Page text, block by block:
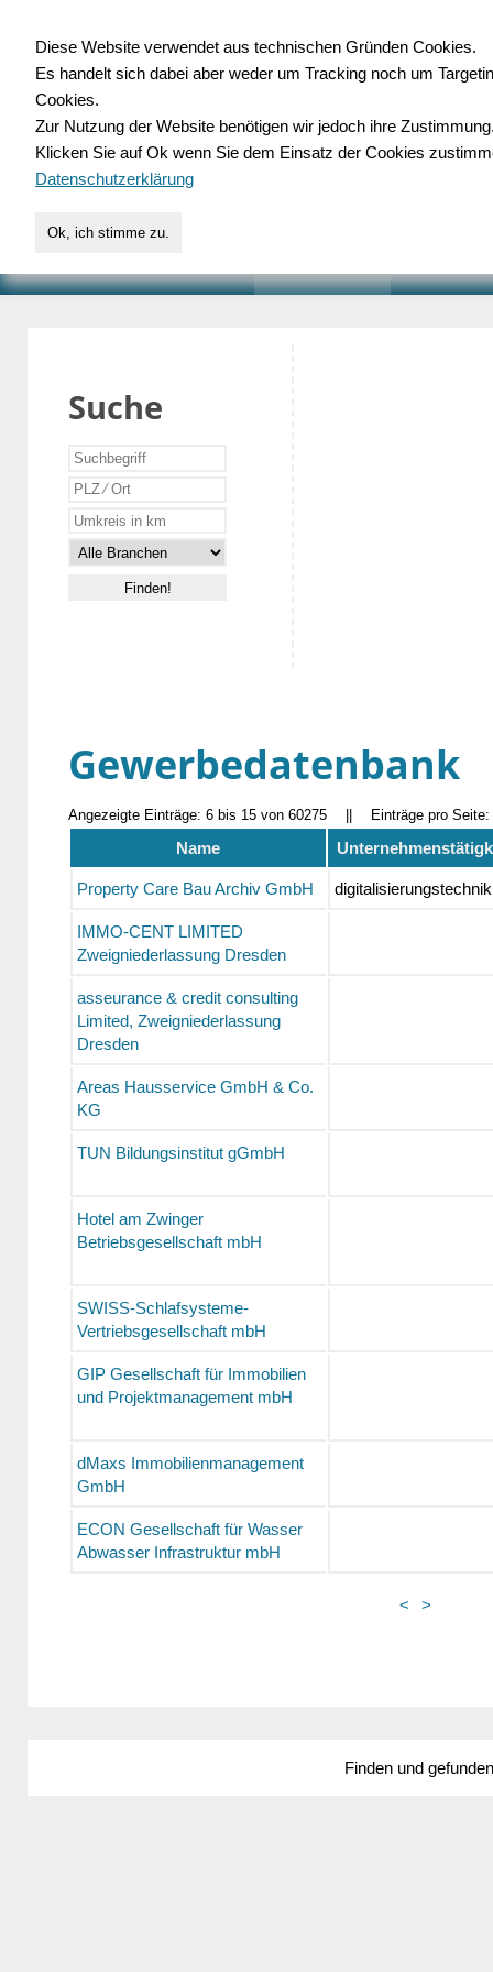
für Handwerk,
Suche
Gewerbedatenbank
Angezeigte Einträge: 6 bis 15 von 60275 Einträge pro Seite:
Name
Property Care Bau Archiv GmbH digitalisierungstechnik
IMMO-CENT LIMITED
Zweigniederlassung Dresden
asseurance & credit consulting
Limited, Zweigniederlassung
Dresden
Areas Hausservice GmbH & Co.
KG
TUN Bildungsinstitut gGmbH
Hotel am Zwinger
Betriebsgesellschaft mbH
SWISS-Schlafsysteme-
Vertriebsgesellschaft mbH
GIP Gesellschaft für Immobilien
und Projektmanagement mbH
dMaxs Immobilienmanagement
GmbH
ECON Gesellschaft für Wasser
Abwasser Infrastruktur mbH
< >
Finden und
Diese Website verwendet aus technischen Gründen Cookies.
Es handelt sich dabei aber weder um Tracking noch um
Cookies.
Zur Nutzung der Website benötigen wir jedoch ihre
Klicken Sie auf Ok wenn Sie dem Einsatz der Cookies
Datenschutzerklärung
Ok, ich stimme zu.